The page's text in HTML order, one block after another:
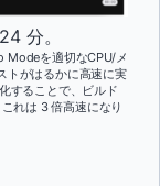
分。
Modeを適切なCPU/メ
トがはるかに高速に実
することで、ビルド
れは 3 倍高速になり